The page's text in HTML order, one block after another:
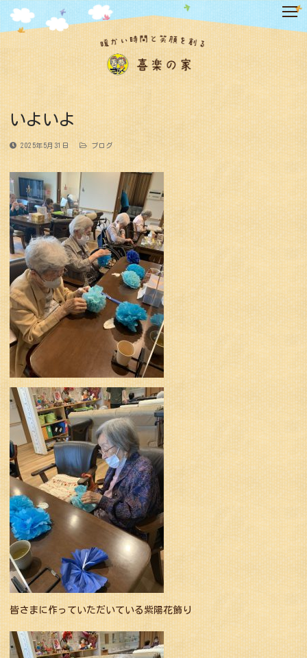
テ
ン
ツ
へ
ス
キ
ッ
プ
いよいよ
2025年5月31日 ブログ
皆さまに作っていただいている紫陽花飾り